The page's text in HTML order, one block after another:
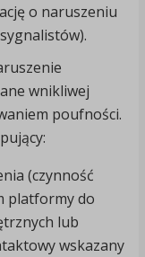
o naruszeniu
wnikliwej
poufności.
(czynność
platformy do
lub
wskazany